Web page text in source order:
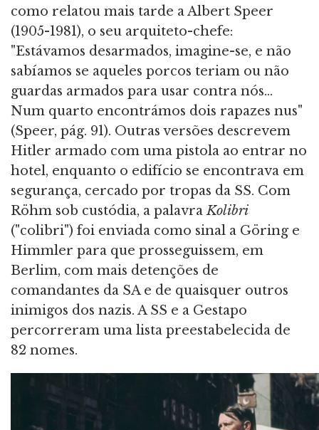
como relatou mais tarde a Albert Speer
(1905-1981), o seu arquiteto-chefe:
"Estávamos desarmados, imagine-se, e não
sabíamos se aqueles porcos teriam ou não
guardas armados para usar contra nós…
Num quarto encontrámos dois rapazes nus"
(Speer, pág. 91). Outras versões descrevem
Hitler armado com uma pistola ao entrar no
hotel, enquanto o edifício se encontrava em
segurança, cercado por tropas da SS. Com
Röhm sob custódia, a palavraKolibri
("colibri") foi enviada como sinal a Göring e
Himmler para que prosseguissem, em
Berlim, com mais detenções de
comandantes da SA e de quaisquer outros
inimigos dos nazis. A SS e a Gestapo
percorreram uma lista preestabelecida de
82 nomes.